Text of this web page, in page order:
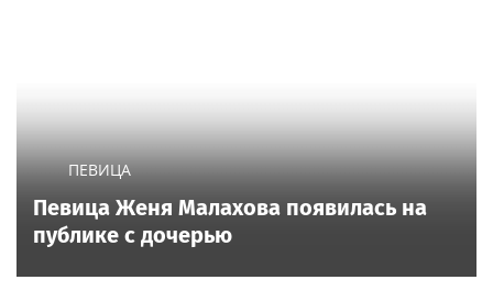
ПЕВИЦА
Певица Женя Малахова появилась на
публике с дочерью